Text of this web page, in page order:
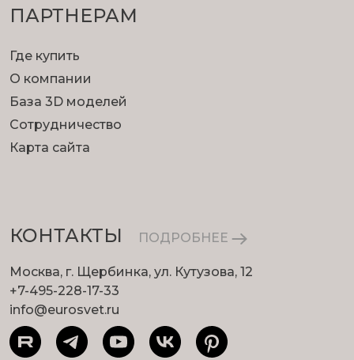
Помощь дизайнерам
Для проектировщиков мы предлагаем
ПАРТНЕРАМ
Где купить
О компании
База 3D моделей
Сотрудничество
Карта сайта
КОНТАКТЫ ПОДРОБНЕЕ
Москва, г. Щербинка, ул. Кутузова, 12
+7-495-228-17-33
info@eurosvet.ru